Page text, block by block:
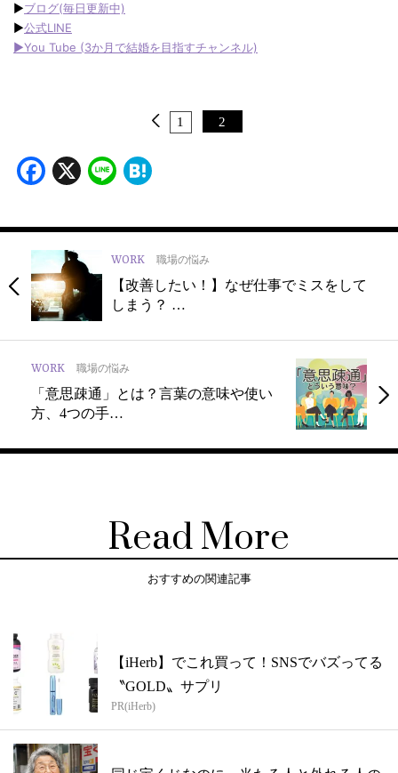
▶︎ブログ(毎日更新中)
▶︎公式LINE
▶︎You Tube (3か月で結婚を目指すチャンネル)
1 2
Facebook
X Line
WORK 職場の悩み
【改善したい！】なぜ仕事でミスをして
しまう？ …
WORK 職場の悩み
「意思疎通」とは？言葉の意味や使い
方、4つの手…
Read More
おすすめの関連記事
【iHerb】でこれ買って！SNSでバズってる
〝GOLD〟サプリ
PR(iHerb)